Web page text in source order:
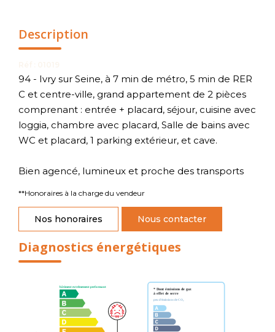
Description
94 - Ivry sur Seine, à 7 min de métro, 5 min de RER
C et centre-ville, grand appartement de 2 pièces
comprenant : entrée + placard, séjour, cuisine avec
loggia, chambre avec placard, Salle de bains avec
WC et placard, 1 parking extérieur, et cave.
Bien agencé, lumineux et proche des transports
**Honoraires à la charge du vendeur
Nos honoraires Nous contacter
Diagnostics énergétiques